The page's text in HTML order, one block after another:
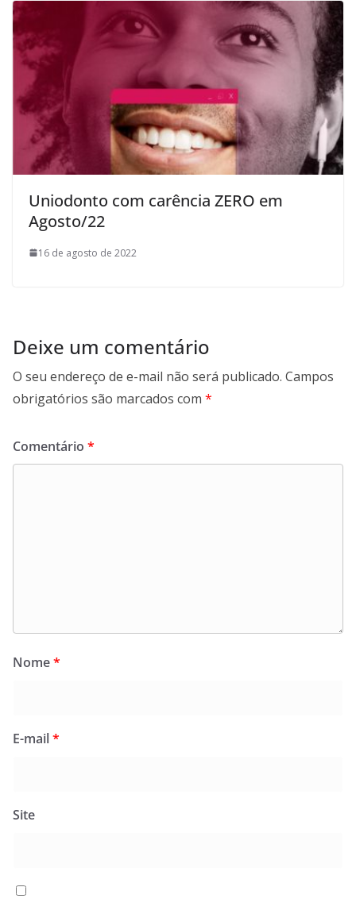
Uniodonto com carência ZERO em
Agosto/22
16 de agosto de 2022
Deixe um comentário
O seu endereço de e-mail não será publicado. Campos
obrigatórios são marcados com *
Comentário *
Nome*
E-mail*
Site